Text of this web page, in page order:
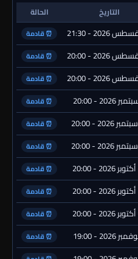
التاريخ
الحالة
⏰ قادمة
⏰ قادمة
⏰ قادمة
⏰ قادمة
⏰ قادمة
⏰ قادمة
⏰ قادمة
⏰ قادمة
⏰ قادمة
⏰ قادمة